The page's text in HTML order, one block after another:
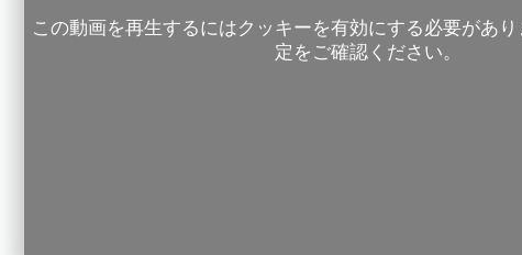
この動画を再生するにはクッキーを有効にする必要があ
定をご確認ください。